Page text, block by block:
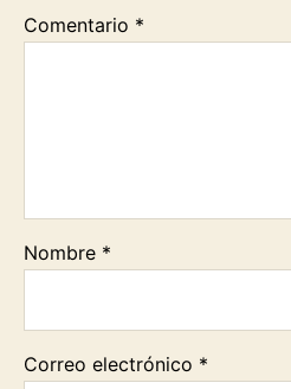
Comentario *
Nombre *
Correo electrónico *